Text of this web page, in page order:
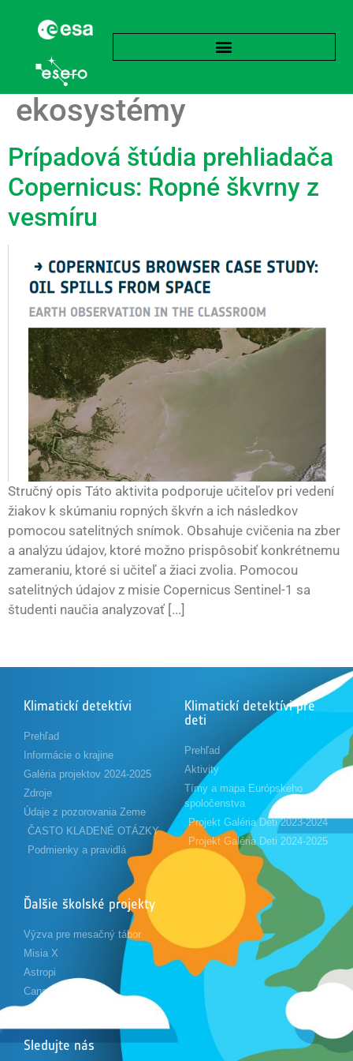
Značka:Morské
ekosystémy
Prípadová štúdia prehliadača
Copernicus: Ropné škvrny z
vesmíru
Stručný opis Táto aktivita podporuje učiteľov pri vedení
žiakov k skúmaniu ropných škvŕn a ich následkov
pomocou satelitných snímok. Obsahuje cvičenia na zber
a analýzu údajov, ktoré možno prispôsobiť konkrétnemu
zameraniu, ktoré si učiteľ a žiaci zvolia. Pomocou
satelitných údajov z misie Copernicus Sentinel-1 sa
študenti naučia analyzovať [...]
Klimatickí detektívi
Prehľad
Informácie o krajine
Galéria projektov 2024-2025
Zdroje
Údaje z pozorovania Zeme
ČASTO KLADENÉ OTÁZKY
Podmienky a pravidlá
Klimatickí detektívi pre
deti
Prehľad
Aktivity
Tímy a mapa Európskeho
spoločenstva
Projekt Galéria Deti 2023-2024
Projekt Galéria Deti 2024-2025
Ďalšie školské projekty
Výzva pre mesačný tábor
Misia X
Astropi
Cansat
Sledujte nás